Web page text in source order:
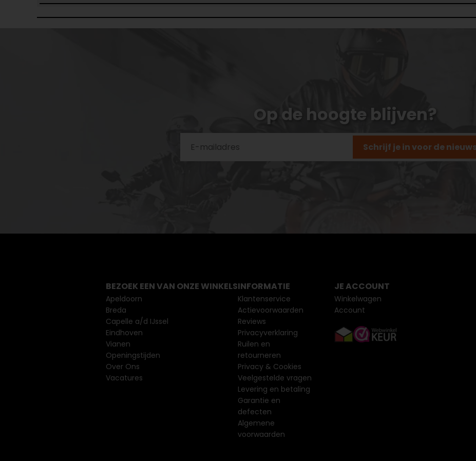
Op de hoogte blijven?
Schrijf je in voor de
BEZOEK EEN VAN ONZE WINKELS
Apeldoorn
Breda
Capelle a/d IJssel
Eindhoven
Vianen
Openingstijden
Over Ons
Vacatures
INFORMATIE
Klantenservice
Actievoorwaarden
Reviews
Privacyverklaring
Ruilen en
retourneren
Privacy & Cookies
Veelgestelde vragen
Levering en betaling
Garantie en
defecten
Algemene
voorwaarden
JE ACCOUNT
Winkelwagen
Account